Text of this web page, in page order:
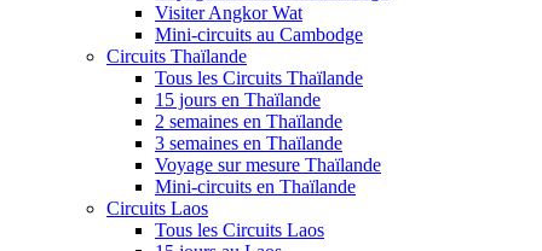
Visiter Angkor Wat
Mini-circuits au Cambodge
Circuits Thaïlande
Tous les Circuits Thaïlande
15 jours en Thaïlande
2 semaines en Thaïlande
3 semaines en Thaïlande
Voyage sur mesure Thaïlande
Mini-circuits en Thaïlande
Circuits Laos
Tous les Circuits Laos